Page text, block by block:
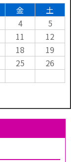
金
土
4
5
11
12
18
19
25
26